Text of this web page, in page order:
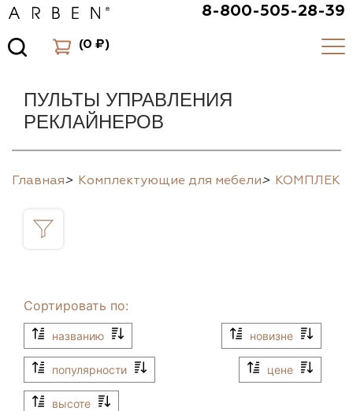
8-800-505-28-39
(0 ₽)
ПУЛЬТЫ УПРАВЛЕНИЯ
РЕКЛАЙНЕРОВ
Главная> Комплектующие для мебели>
Сортировать по:
названию новизне
популярности цене
высоте